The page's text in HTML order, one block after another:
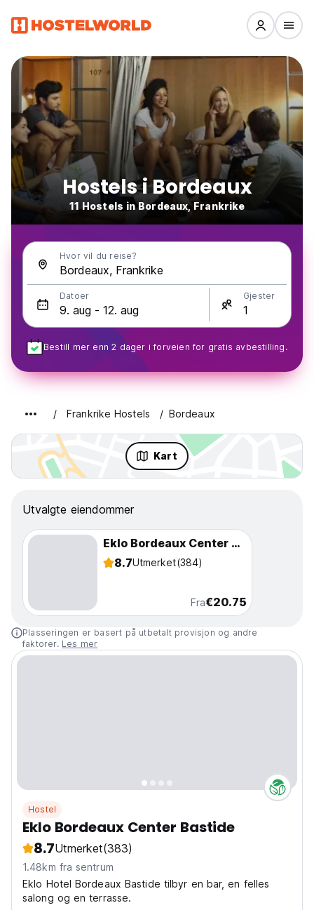
Hostels i Bordeaux
11 Hostels in Bordeaux, Frankrike
Hvor vil du reise?
Datoer Gjester
Bestill mer enn 2 dager i forveien for gratis avbestilling.
Frankrike Hostels Bordeaux
Kart
Utvalgte eiendommer
Eklo Bordeaux Center Bastide
8.7Utmerket(384)
Fra€20.75
Plasseringen er basert på utbetalt provisjon og andre
faktorer. Les mer
Hostel
Eklo Bordeaux Center Bastide
8.7Utmerket(383)
1.48km fra sentrum
Eklo Hotel Bordeaux Bastide tilbyr en bar, en felles
salong og en terrasse.